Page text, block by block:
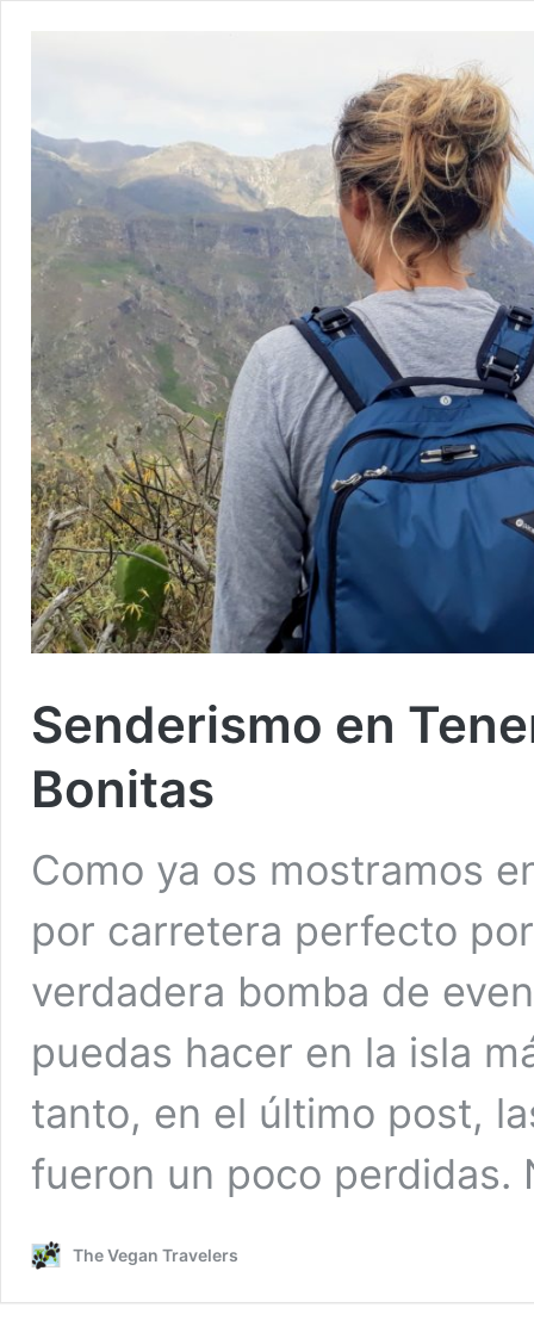
Senderismo en
Bonitas
Como ya os mostramos
por carretera perfecto
verdadera bomba de
puedas hacer en la isla
tanto, en el último post,
fueron un poco
The Vegan Travelers